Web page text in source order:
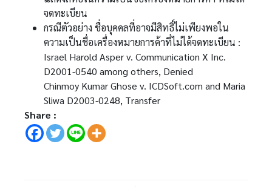
จดทะเบียน
กรณีตัวอย่าง ชื่อบุคคลที่อาจมีสิทธิ์ไม่เพียงพอใน
ความเป็นชื่อเครื่องหมายการค้าที่ไม่ได้จดทะเบียน :
Israel Harold Asper v. Communication X Inc.
D2001-0540 among others, Denied
Chinmoy Kumar Ghose v. ICDSoft.com and Maria
Sliwa D2003-0248, Transfer
Share :